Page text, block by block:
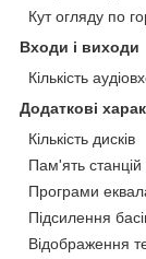
Кут огляду по
Входи і виходи
Кількість
Додаткові
Кількість дисків
Пам'ять станцій
Програми
Підсилення
Відображення